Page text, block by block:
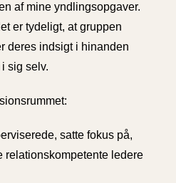
af mine yndlingsopgaver.
er tydeligt, at gruppen
deres indsigt i hinanden
sig selv.
satte fokus på,
relationskompetente ledere